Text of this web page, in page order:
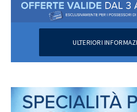
ULTERIORI